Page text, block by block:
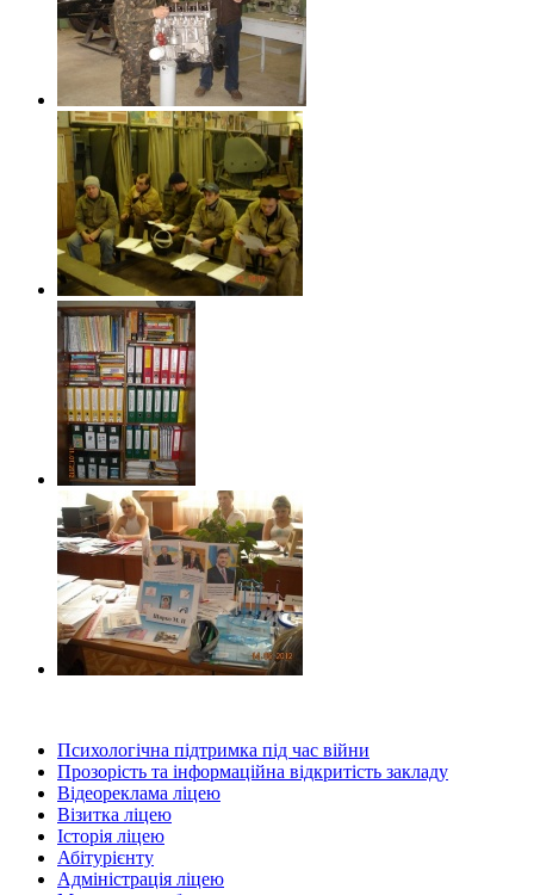
Психологічна підтримка під час війни
Прозорість та інформаційна відкритість закладу
Відеореклама ліцею
Візитка ліцею
Історія ліцею
Абітурієнту
Адміністрація ліцею